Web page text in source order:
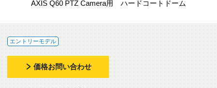
AXIS Q60 PTZ Camera用 ハードコートドーム
エントリーモデル
価格お問い合わせ